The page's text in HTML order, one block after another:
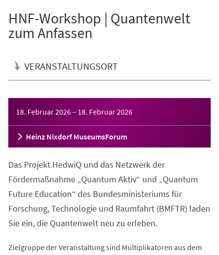
HNF-Workshop | Quantenwelt
zum Anfassen
VERANSTALTUNGSORT
18. Februar 2026– 18. Februar 2026
Heinz Nixdorf MuseumsForum
Das Projekt HedwiQ und das Netzwerk der
Fördermaßnahme „Quantum Aktiv“ und „Quantum
Future Education“ des Bundesministeriums für
Forschung, Technologie und Raumfahrt (BMFTR) laden
Sie ein, die Quantenwelt neu zu erleben.
Zielgruppe der Veranstaltung sind Multiplikatoren aus dem